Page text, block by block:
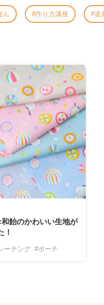
ん 作り方講座 道
飴のかわいい生地が
！
ーチング #ポーチ